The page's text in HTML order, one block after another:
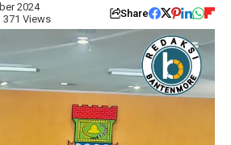
2024
371 Views Share